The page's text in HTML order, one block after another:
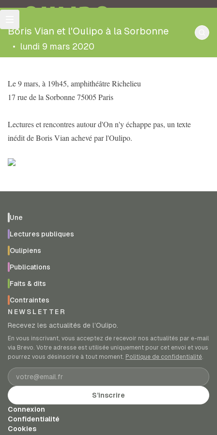
OULIPO
Boris Vian et l'Oulipo à la Sorbonne
• lundi 9 mars 2020
Le 9 mars, à 19h45, amphithéâtre Richelieu
17 rue de la Sorbonne 75005 Paris
Lectures et rencontres autour d'On n'y échappe pas, un texte
inédit de Boris Vian achevé par l'Oulipo.
Une
Lectures publiques
Oulipiens
Publications
Faits & dits
Contraintes
NEWSLETTER
Recevez les actualités de l’Oulipo.
En vous inscrivant, vous acceptez de recevoir nos actualités par e-mail
via Brevo. Votre adresse est utilisée uniquement pour cet envoi et vous
pourrez vous désinscrire à tout moment. Politique de confidentialité.
Adresse e-mail
S’inscrire
Connexion
Confidentialité
Cookies